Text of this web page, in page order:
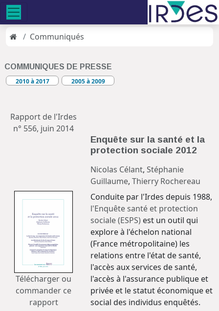
Communiqués
COMMUNIQUES DE PRESSE
2010 à 2017
2005 à 2009
Rapport de l'Irdes
n° 556, juin 2014
Enquête sur la santé et la
protection sociale 2012
Nicolas Célant, Stéphanie
Guillaume, Thierry Rochereau
Télécharger ou
commander ce
rapport
Conduite par l'Irdes depuis 1988,
l'Enquête santé et protection
sociale (ESPS) est un outil qui
explore à l'échelon national
(France métropolitaine) les
relations entre l'état de santé,
l'accès aux services de santé,
l'accès à l'assurance publique et
privée et le statut économique et
social des individus enquêtés.